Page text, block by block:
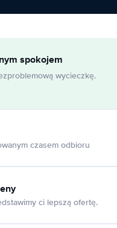
spokojem
wycieczkę.
czasem odbioru
ci lepszą ofertę.